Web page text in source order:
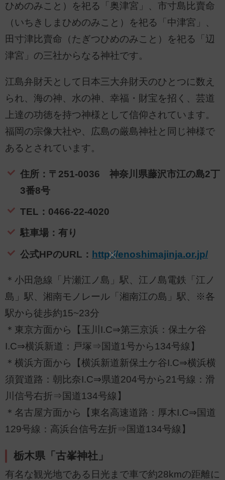
ひめのみこと）を祀る「奥津宮」、市寸島比賣命
（いちきしまひめのみこと）を祀る「中津宮」、
田寸津比賣命（たぎつひめのみこと）を祀る「辺
津宮」の三社からなる神社です。
江島弁財天として日本三大弁財天のひとつに数え
られ、海の神、水の神、幸福・財宝を招く、芸道
上達の功徳を持つ神様として信仰されています。
福岡の宗像大社や、広島の厳島神社と同じ神様で
あるとされています。
住所：〒251-0036 神奈川県藤沢市江の島2丁
3番8号
TEL：0466-22-4020
駐車場：有り
公式HPのURL： http://enoshimajinja.or.jp/
＊小田急線「片瀬江ノ島」駅、江ノ島電鉄「江ノ
島」駅、湘南モノレール「湘南江の島」駅、※各
駅から徒歩約15~23分
＊東京方面から【玉川I.C⇒第三京浜：保土ケ谷
I.C⇒横浜新道：戸塚⇒国道1号から134号線】
＊横浜方面から【横浜新道新保土ケ谷I.C⇒横浜横
須賀道路：朝比奈I.C⇒県道204号から21号線：滑
川信号右折⇒国道134号線】
＊名古屋方面から【東名高速道路：厚木I.C⇒国道
129号線：高浜台信号左折⇒国道134号線】
栃木県「古峯神社」
有名な観光地である日光まで車で約28kmの距離に